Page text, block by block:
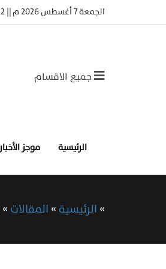
الجمعة 7 أغسطس 2026 م || 22 صفر 1448هـ ||
جميع الاقسام
الرئيسية موجز الأخبار
»الرئيسية»المقالات»